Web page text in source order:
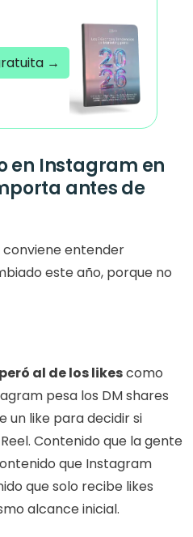
→
en Instagram en
antes de
entender
este año, porque no
al de los likes como
pesa los DM shares
un like para decidir si
Contenido que la gente
que Instagram
que solo recibe likes
alcance inicial.